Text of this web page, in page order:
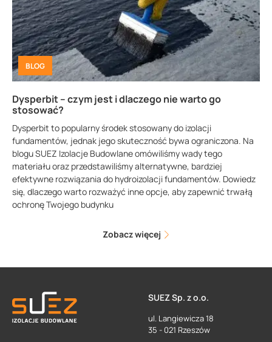
BLOG
Dysperbit – czym jest i dlaczego nie warto go
stosować?
Dysperbit to popularny środek stosowany do izolacji
fundamentów, jednak jego skuteczność bywa ograniczona. Na
blogu SUEZ Izolacje Budowlane omówiliśmy wady tego
materiału oraz przedstawiliśmy alternatywne, bardziej
efektywne rozwiązania do hydroizolacji fundamentów. Dowiedz
się, dlaczego warto rozważyć inne opcje, aby zapewnić trwałą
ochronę Twojego budynku
Zobacz więcej
SUEZ Sp. z o.o.
ul. Langiewicza 18
35 - 021 Rzeszów